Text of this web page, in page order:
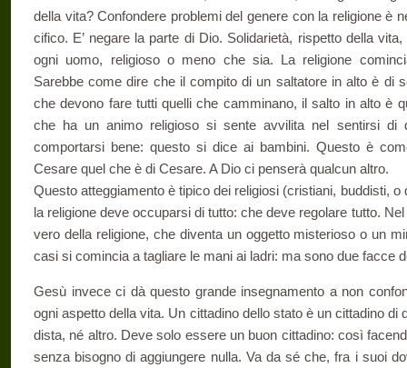
della vita? Confondere proble­mi del genere con la religione è
cifico. E’ negare la parte di Dio. Solidarietà, rispetto della
ogni uomo, religioso o meno che sia. La religione
Sarebbe come dire che il compito di un saltatore in alto è di
che devono fare tutti quelli che camminano, il salto in alto è
che ha un animo reli­gioso si sente avvilita nel sentirsi di
comportarsi bene: questo si dice ai bambini. Questo è
Cesare quel che è di Cesare. A Dio ci penserà qualcun altro.
Questo atteggiamento è tipico dei religiosi (cristiani, buddisti,
la religione deve occuparsi di tutto: che deve regolare tutto.
vero della religione, che diventa un oggetto misterioso o un
casi si comincia a tagliare le mani ai ladri: ma sono due facce
Gesù invece ci dà questo grande insegnamento a non
ogni aspetto della vita. Un cittadino dello stato è un cittadino
dista, né altro. Deve solo essere un buon cittadino: così
senza bisogno di aggiungere nulla. Va da sé che, fra i suoi